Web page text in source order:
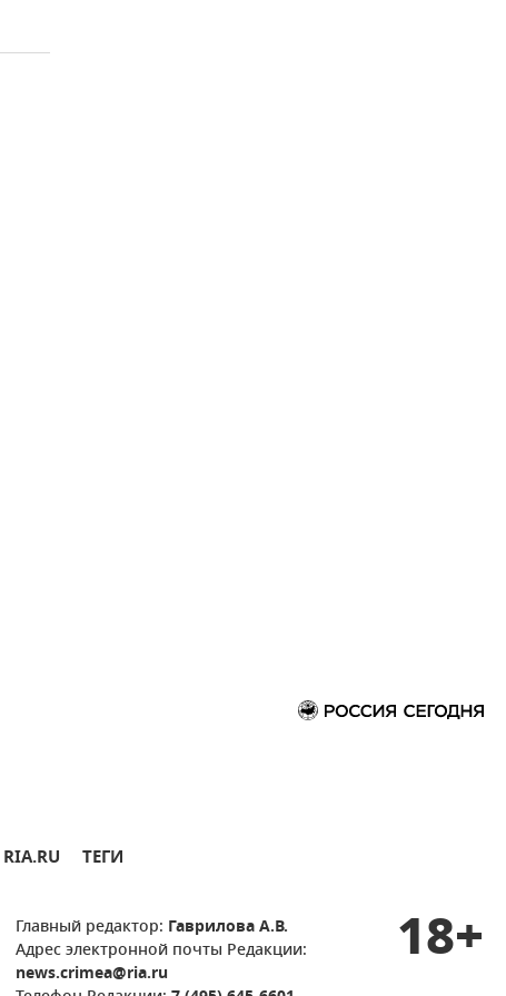
RIA.RU ТЕГИ
Главный редактор: Гаврилова А.В.
Адрес электронной почты Редакции:
news.crimea@ria.ru
18+